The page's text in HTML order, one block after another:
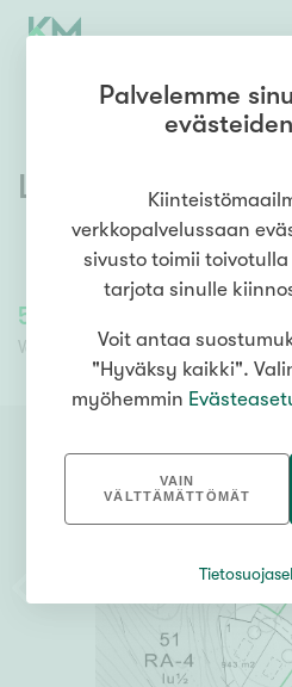
Lohkaretie 2,
50 781,00 €
Velaton hinta
Palvelemme
verkkopalvelussaan
sivusto toimii
tarjota sinulle
Voit antaa
"Hyväksy kaikki".
myöhemmin
VAIN
VÄLTTÄMÄTTÖMÄT